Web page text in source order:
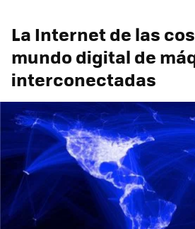
La Internet de las
mundo digital de
interconectadas